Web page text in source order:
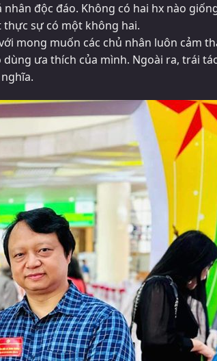
độc đáo. Không có hai hx nào
sự có một không hai.
mong muốn các chủ nhân luôn cảm
ưa thích của mình. Ngoài ra, trái